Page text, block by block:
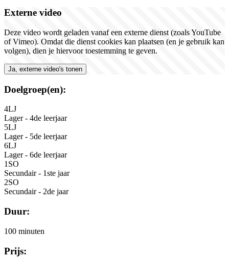
Externe video
Deze video wordt geladen vanaf een externe dienst (zoals YouTube
of Vimeo). Omdat die dienst cookies kan plaatsen (en je gebruik kan
volgen), dien je hiervoor toestemming te geven.
Ja, externe video's tonen
Doelgroep(en):
4LJ
Lager - 4de leerjaar
5LJ
Lager - 5de leerjaar
6LJ
Lager - 6de leerjaar
1SO
Secundair - 1ste jaar
2SO
Secundair - 2de jaar
Duur:
100 minuten
Prijs: